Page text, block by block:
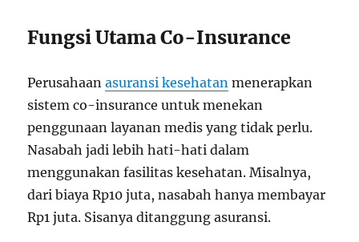
Fungsi Utama Co-Insurance
Perusahaanasuransi kesehatan menerapkan
sistem co-insurance untuk menekan
penggunaan layanan medis yang tidak perlu.
Nasabah jadi lebih hati-hati dalam
menggunakan fasilitas kesehatan. Misalnya,
dari biaya Rp10 juta, nasabah hanya membayar
Rp1 juta. Sisanya ditanggung asuransi.